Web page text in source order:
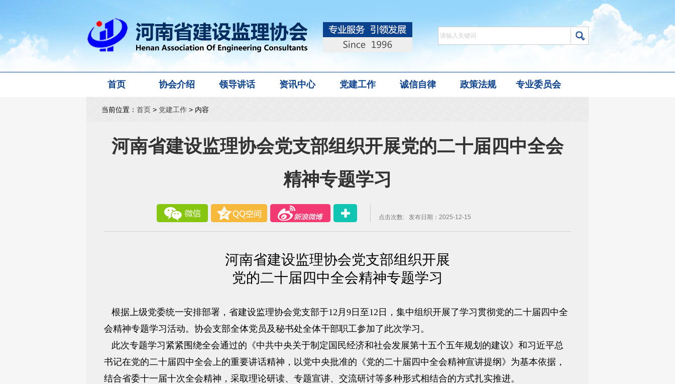
首页 协会介绍 领导讲话 资讯中心 党建工作 诚信自律 政策法规 专业委员会
当前位置：首页>党建工作> 内容
河南省建设监理协会党支部组织开展党的二十届四中全会
精神专题学习
点击次数: 发布日期：2025-12-15
河南省建设监理协会党支部组织开展
党的二十届四中全会精神专题学习
根据上级党委统一安排部署，省建设监理协会党支部于12月9日至12日，集中组织开展了学习贯彻党的二十届四中全
会精神专题学习活动。协会支部全体党员及秘书处全体干部职工参加了此次学习。
此次专题学习紧紧围绕全会通过的《中共中央关于制定国民经济和社会发展第十五个五年规划的建议》和习近平总
书记在党的二十届四中全会上的重要讲话精神，以党中央批准的《党的二十届四中全会精神宣讲提纲》为基本依据，
结合省委十一届十次全会精神，采取理论研读、专题宣讲、交流研讨等多种形式相结合的方式扎实推进。